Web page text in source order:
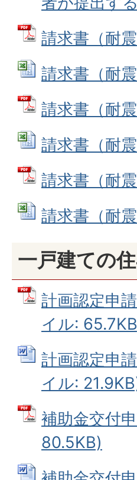
請求書（耐
請求書（耐
請求書（耐
請求書（耐
請求書（耐
請求書（耐
一戸建ての
計画認定申
イル:
計画認定申
イル:
補助金交付
80.5KB)